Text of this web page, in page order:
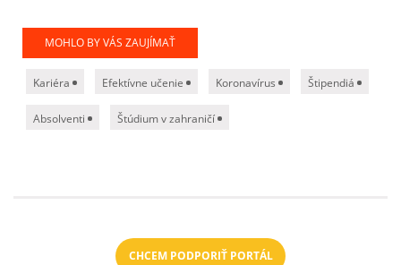
MOHLO BY VÁS ZAUJÍMAŤ
Kariéra Efektívne učenie Koronavírus Štipendiá
Absolventi Štúdium v zahraničí
CHCEM PODPORIŤ PORTÁL